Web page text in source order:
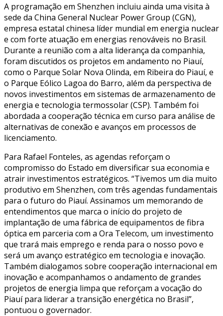
A programação em Shenzhen incluiu ainda uma visita à
sede da China General Nuclear Power Group (CGN),
empresa estatal chinesa líder mundial em energia nuclear
e com forte atuação em energias renováveis no Brasil.
Durante a reunião com a alta liderança da companhia,
foram discutidos os projetos em andamento no Piauí,
como o Parque Solar Nova Olinda, em Ribeira do Piauí, e
o Parque Eólico Lagoa do Barro, além da perspectiva de
novos investimentos em sistemas de armazenamento de
energia e tecnologia termossolar (CSP). Também foi
abordada a cooperação técnica em curso para análise de
alternativas de conexão e avanços em processos de
licenciamento.
Para Rafael Fonteles, as agendas reforçam o
compromisso do Estado em diversificar sua economia e
atrair investimentos estratégicos. “Tivemos um dia muito
produtivo em Shenzhen, com três agendas fundamentais
para o futuro do Piauí. Assinamos um memorando de
entendimentos que marca o início do projeto de
implantação de uma fábrica de equipamentos de fibra
óptica em parceria com a Ora Telecom, um investimento
que trará mais emprego e renda para o nosso povo e
será um avanço estratégico em tecnologia e inovação.
Também dialogamos sobre cooperação internacional em
inovação e acompanhamos o andamento de grandes
projetos de energia limpa que reforçam a vocação do
Piauí para liderar a transição energética no Brasil”,
pontuou o governador.